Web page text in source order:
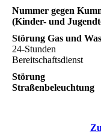
Nummer gegen
(Kinder- und
Störung Gas und
24-Stunden
Bereitschaftsdienst
Störung
Straßenbeleuchtung